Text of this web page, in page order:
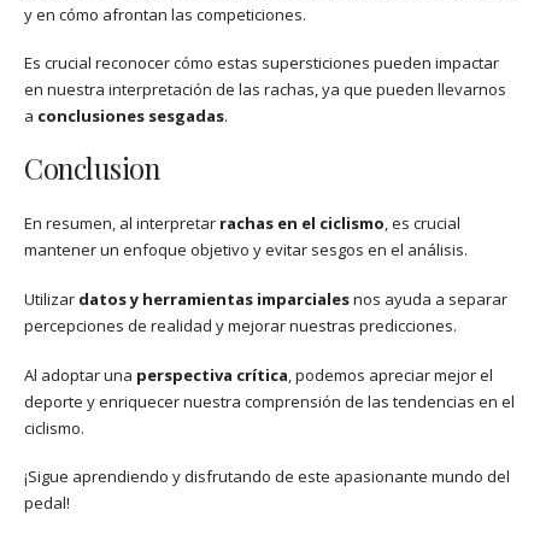
y en cómo afrontan las competiciones.
Es crucial reconocer cómo estas supersticiones pueden impactar
en nuestra interpretación de las rachas, ya que pueden llevarnos
a conclusiones sesgadas.
Conclusion
En resumen, al interpretar rachas en el ciclismo, es crucial
mantener un enfoque objetivo y evitar sesgos en el análisis.
Utilizar datos y herramientas imparcialesnos ayuda a separar
percepciones de realidad y mejorar nuestras predicciones.
Al adoptar una perspectiva crítica, podemos apreciar mejor el
deporte y enriquecer nuestra comprensión de las tendencias en el
ciclismo.
¡Sigue aprendiendo y disfrutando de este apasionante mundo del
pedal!